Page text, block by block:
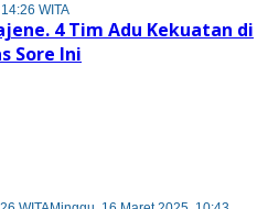
WITA
4 Tim Adu Kekuatan di
Sore Ini